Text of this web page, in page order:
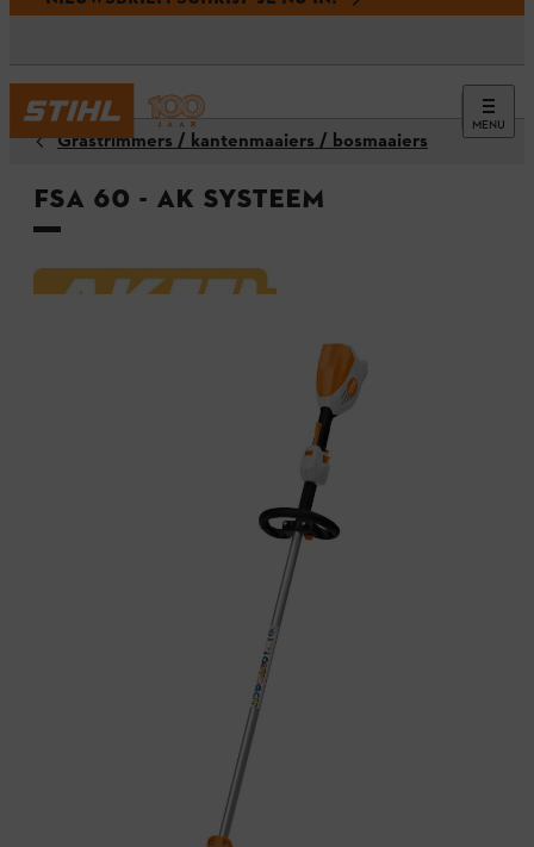
MENU
Grastrimmers / kantenmaaiers / bosmaaiers
FSA 60 - AK systeem